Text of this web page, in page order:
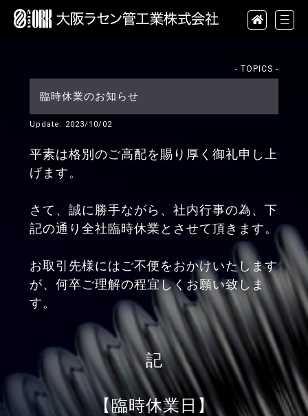
- TOPICS -
臨時休業のお知らせ
Update: 2023/10/02
平素は格別のご高配を賜り厚く御礼申し上
げます。
さて、誠に勝手ながら、社内行事の為、下
記の通り全社臨時休業とさせて頂きます。
お取引先様にはご不便をおかけいたします
が、何卒ご理解の程宜しくお願い致しま
す。
記
【臨時休業日】